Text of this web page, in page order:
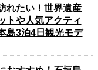
れたい！世界遺産
トや人気アクティ
島3泊4日観光モデ